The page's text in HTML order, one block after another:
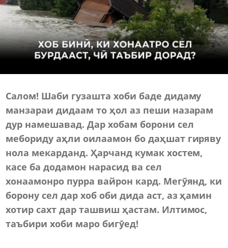
Салом! Шаби гузашта хоби баде дидаму
манзараи дидаам то ҳол аз пеши назарам
дур намешавад. Дар хобам борони сел
мебориду аҳли оилаамон бо даҳшат гиряву
нола мекарданд. Ҳарчанд кумак хостем,
касе ба додамон нарасид ва сел
хонаамонро пурра вайрон кард. Мегӯянд, ки
борону сел дар хоб оби дида аст, аз ҳамин
хотир сахт дар ташвиш ҳастам. Илтимос,
таъбири хоби маро бигӯед!